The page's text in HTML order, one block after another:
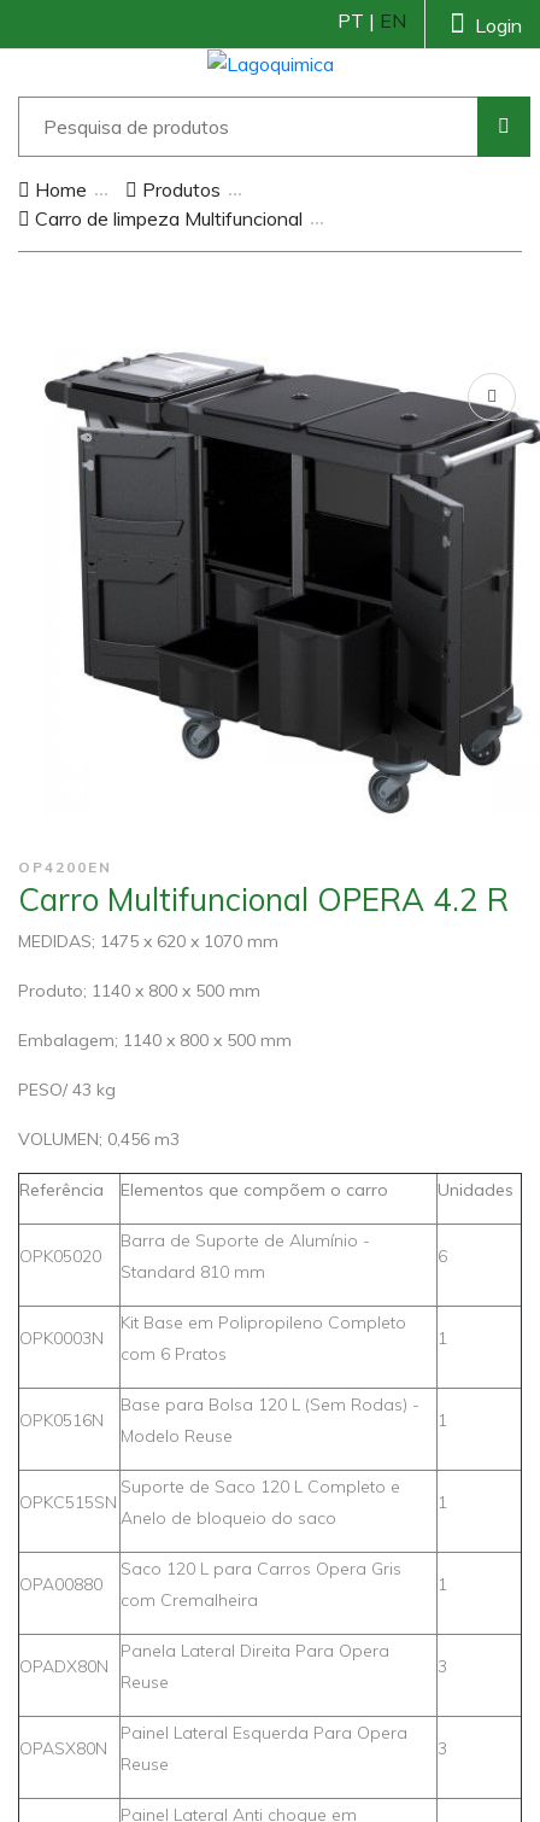
Login
PT | EN
Home
Produtos
Carro de limpeza Multifuncional
OP4200EN
Carro Multifuncional OPERA 4.2 R
MEDIDAS; 1475 x 620 x 1070 mm
Produto; 1140 x 800 x 500 mm
Embalagem; 1140 x 800 x 500 mm
PESO/ 43 kg
VOLUMEN; 0,456 m3
Referência Elementos que compõem o carro Unidades
OPK05020
Barra de Suporte de Alumínio -
Standard 810 mm
6
OPK0003N
Kit Base em Polipropileno Completo
com 6 Pratos
1
OPK0516N
Base para Bolsa 120 L (Sem Rodas) -
Modelo Reuse
1
OPKC515SN
Suporte de Saco 120 L Completo e
Anelo de bloqueio do saco
1
OPA00880
Saco 120 L para Carros Opera Gris
com Cremalheira
1
OPADX80N
Panela Lateral Direita Para Opera
Reuse
3
OPASX80N
Painel Lateral Esquerda Para Opera
Reuse
3
Painel Lateral Anti choque em